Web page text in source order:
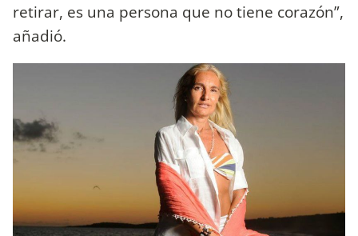
retirar, es una persona que no tiene corazón”,
añadió.